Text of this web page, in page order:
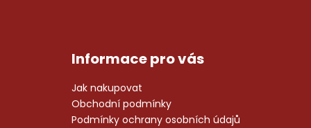
Informace pro vás
Jak nakupovat
Obchodní podmínky
Podmínky ochrany osobních údajů